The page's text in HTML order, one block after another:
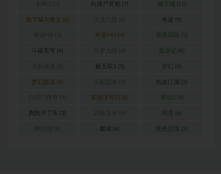
向僵尸开炮 (7) 地下城 (12)
地下城与勇士 (6) 奇迹 (9)
奇迹MU (4) 完美国际 (5)
斗破苍穹 (4) 最游记 (4)
极无双2 (5) 梦幻 (8)
梦幻西游 (9) 热血江湖 (5)
英雄没有闪 (6) 诛仙3 (4)
跑跑卡丁车 (3) 问道 (6)
魔域 (4) 黑色沙漠 (3)